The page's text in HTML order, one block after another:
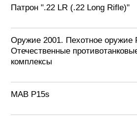
Патрон ".22 LR (.22 Long Rifle)"
Оружие 2001. Пехотное оружие
Отечественные
комплексы
MAB P15s